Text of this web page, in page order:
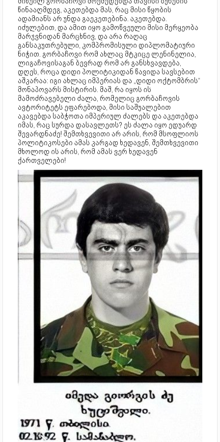
წინააღმდეგ, აკეთებდა მას, რაც მისი წყობის
ადამიანს არ უნდა გაეკეთებინა. აკეთებდა.
იძულებით, და ამით იყო გამოწვეული მისი მერყეობა
მარჯვნიდან მარცხნივ, და არა რაღაც
განსაკუთრებული, კომპრომისული დიპლომატიური
ნიჭით. გორბაჩოვი რომ ახლაც მტკიცე ლენინელია,
ლიგაჩოვისაგან ბევრად რომ არ განსხვავდება,
დღეს, როცა დიდი პოლიტიკიდან წავიდა სავსებით
აშკარაა: იგი ახლაც იმპერიას და „დიდი ოქტომბრის“
მონაპოვარს მისტირის. მაშ, რა იყოს ის
მამოძრავებელი ძალა, რომელიც გორბაჩოვის
ავტორიტეტს ეფარებოდა, მისი საშუალებით
აკავებდა საბჭოთა იმპერიულ ძალებს და აკეთებდა
იმას, რაც სურდა დასავლეთს? ეს ძალა იყო ედუარდ
შევარდნაძე! შემთხვევითი არ არის, რომ მსოფლიოს
პოლიტიკოსები ამას კარგად ხედავენ, შემთხვევითი
მხოლოდ ის არის, რომ ამას ვერ ხედავენ
ქართველები!